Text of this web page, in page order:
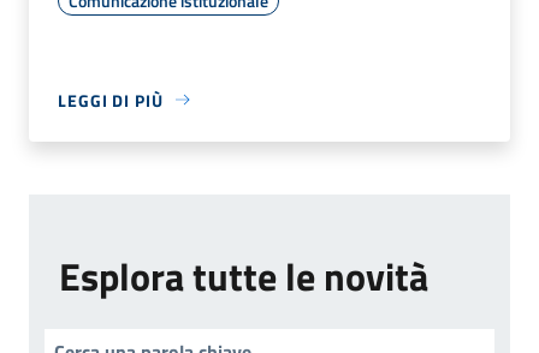
LEGGI DI PIÙ
Esplora tutte le novità